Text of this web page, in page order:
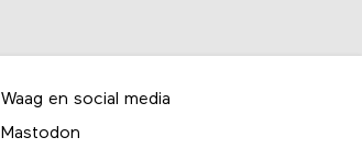
Waag en social media
Mastodon